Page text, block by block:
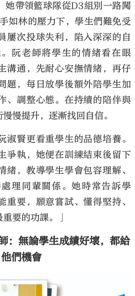
她帶領籃球隊從D3組別一路闖
如林的壓力下，學生們難免受
屢次投球失利，陷入深深的自
阮老師將學生的情緒看在眼
溝通，先耐心安撫情緒，再仔
題，每日放學後額外陪學生加
、調整心態。在持續的陪伴與
慢提升，逐漸找回自信。
淑賢更看重學生的品德培養。
爭執，她便在訓練結束後留下
緒，教導學生學會包容理解、
理同輩關係。她時常告訴學
重要，願意嘗試、懂得堅持、
要的功課。」
：無論學生成績好壞，都給
他們機會